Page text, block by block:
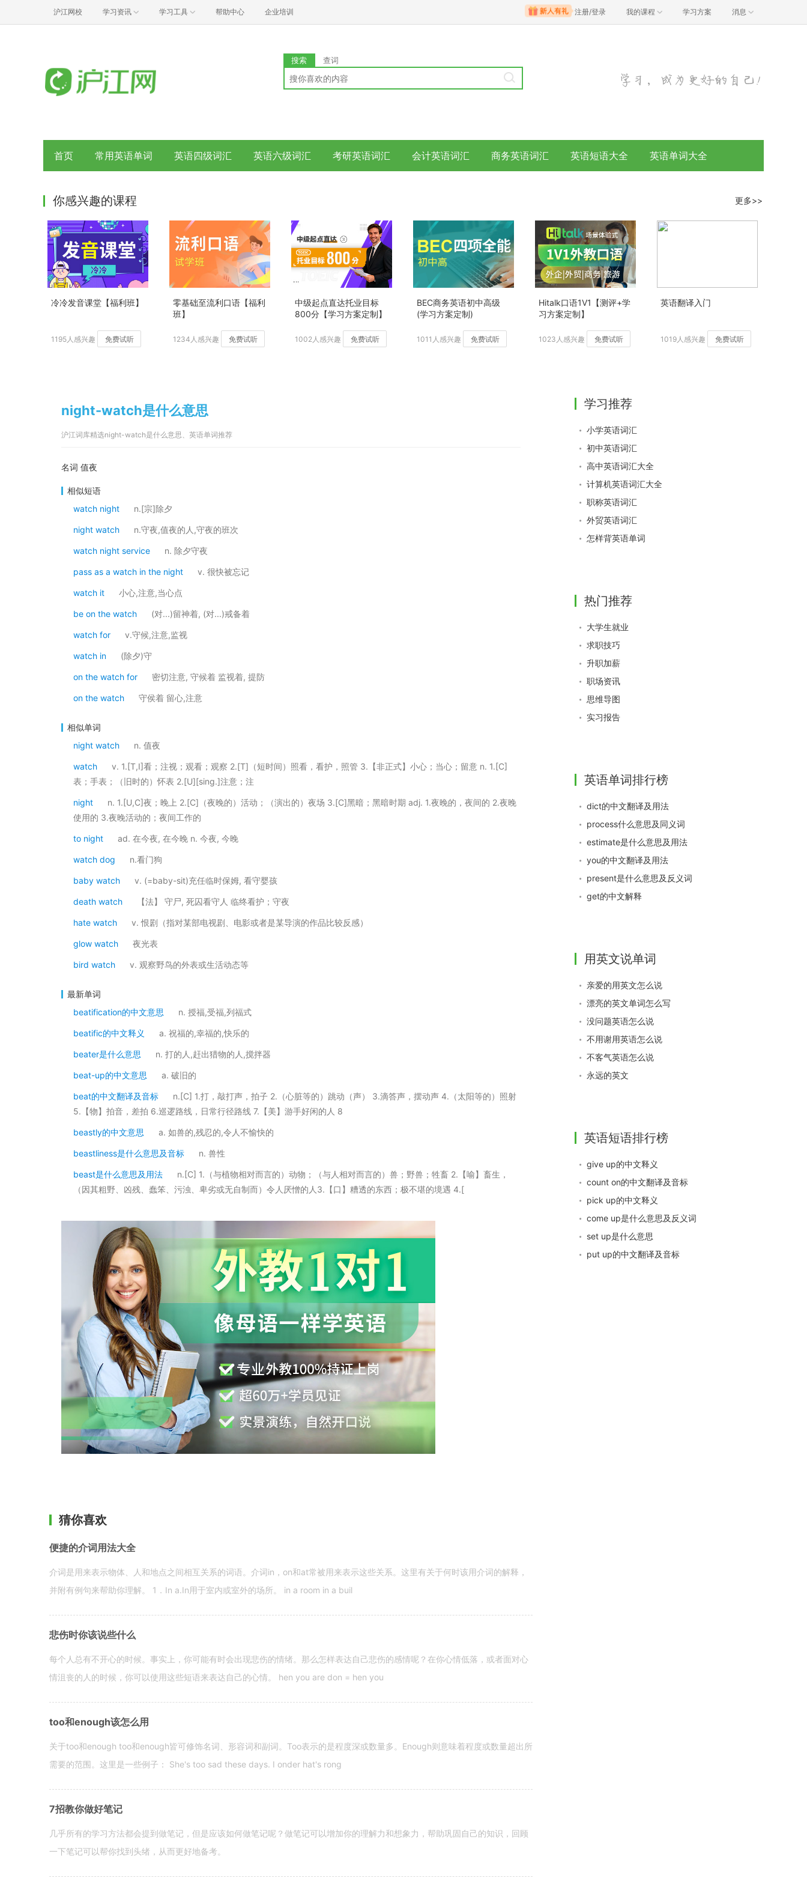
沪江网校 学习资讯 学习工具 帮助中心 企业培训 注册/登录 我的课程 学习方案 消息
搜索 查词
首页 常用英语单词 英语四级词汇 英语六级词汇 考研英语词汇 会计英语词汇 商务英语词汇 英语短语大全 英语单词大全
你感兴趣的课程 更多>>
冷冷发音课堂【福利班】
1195人感兴趣 免费试听
零基础至流利口语【福利
班】
1234人感兴趣 免费试听
中级起点直达托业目标
800分【学习方案定制】
1002人感兴趣 免费试听
BEC商务英语初中高级
(学习方案定制)
1011人感兴趣 免费试听
Hitalk口语1V1【测评+学
习方案定制】
1023人感兴趣 免费试听
英语翻译入门
1019人感兴趣 免费试听
night-watch是什么意思
沪江词库精选night-watch是什么意思、英语单词推荐
名词 值夜
相似短语
watch night
n.[宗]除夕
night watch n.守夜,值夜的人,守夜的班次
watch night service n. 除夕守夜
pass as a watch in the night v. 很快被忘记
watch it 小心,注意,当心点
be on the watch (对...)留神着, (对...)戒备着
watch for v.守候,注意,监视
watch in (除夕)守
on the watch for 密切注意, 守候着 监视着, 提防
on the watch 守侯着 留心,注意
相似单词
night watch
n. 值夜
watch
v. 1.[T,I]看；注视；观看；观察 2.[T]（短时间）照看，看护，照管 3.【非正式】小心；当心；留意 n. 1.[C]
表；手表；（旧时的）怀表 2.[U][sing.]注意；注
night
n. 1.[U,C]夜；晚上 2.[C]（夜晚的）活动；（演出的）夜场 3.[C]黑暗；黑暗时期 adj. 1.夜晚的，夜间的 2.夜晚
使用的 3.夜晚活动的；夜间工作的
to night ad. 在今夜, 在今晚 n. 今夜, 今晚
watch dog n.看门狗
baby watch v. (=baby-sit)充任临时保姆, 看守婴孩
death watch 【法】 守尸, 死囚看守人 临终看护；守夜
hate watch v. 恨剧（指对某部电视剧、电影或者是某导演的作品比较反感）
glow watch 夜光表
bird watch v. 观察野鸟的外表或生活动态等
最新单词
beatification的中文意思
n. 授福,受福,列福式
beatific的中文释义 a. 祝福的,幸福的,快乐的
beater是什么意思 n. 打的人,赶出猎物的人,搅拌器
beat-up的中文意思 a. 破旧的
beat的中文翻译及音标
n.[C] 1.打，敲打声，拍子 2.（心脏等的）跳动（声） 3.滴答声，摆动声 4.（太阳等的）照射
5.【物】拍音，差拍 6.巡逻路线，日常行径路线 7.【美】游手好闲的人 8
beastly的中文意思 a. 如兽的,残忍的,令人不愉快的
beastliness是什么意思及音标 n. 兽性
beast是什么意思及用法
n.[C] 1.（与植物相对而言的）动物；（与人相对而言的）兽；野兽；牲畜 2.【喻】畜生，
（因其粗野、凶残、蠢笨、污浊、卑劣或无自制而）令人厌憎的人3.【口】糟透的东西；极不堪的境遇 4.[
猜你喜欢
便捷的介词用法大全
介词是用来表示物体、人和地点之间相互关系的词语。介词in，on和at常被用来表示这些关系。这里有关于何时该用介词的解释，
并附有例句来帮助你理解。 1．In a.In用于室内或室外的场所。 in a room in a buil
悲伤时你该说些什么
每个人总有不开心的时候。事实上，你可能有时会出现悲伤的情绪。那么怎样表达自己悲伤的感情呢？在你心情低落，或者面对心
情沮丧的人的时候，你可以使用这些短语来表达自己的心情。 hen you are don = hen you
too和enough该怎么用
关于too和enough too和enough皆可修饰名词、形容词和副词。Too表示的是程度深或数量多。Enough则意味着程度或数量超出所
需要的范围。这里是一些例子： She's too sad these days. I onder hat's rong
7招教你做好笔记
几乎所有的学习方法都会提到做笔记，但是应该如何做笔记呢？做笔记可以增加你的理解力和想象力，帮助巩固自己的知识，回顾
一下笔记可以帮你找到头绪，从而更好地备考。
学习推荐
小学英语词汇
初中英语词汇
高中英语词汇大全
计算机英语词汇大全
职称英语词汇
外贸英语词汇
怎样背英语单词
热门推荐
大学生就业
求职技巧
升职加薪
职场资讯
思维导图
实习报告
英语单词排行榜
dict的中文翻译及用法
process什么意思及同义词
estimate是什么意思及用法
you的中文翻译及用法
present是什么意思及反义词
get的中文解释
用英文说单词
亲爱的用英文怎么说
漂亮的英文单词怎么写
没问题英语怎么说
不用谢用英语怎么说
不客气英语怎么说
永远的英文
英语短语排行榜
give up的中文释义
count on的中文翻译及音标
pick up的中文释义
come up是什么意思及反义词
set up是什么意思
put up的中文翻译及音标